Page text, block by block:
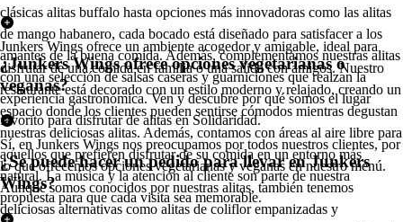
clásicas alitas buffalo hasta opciones más innovadoras como las alitas
de mango habanero, cada bocado está diseñado para satisfacer a los
amantes de la buena comida. Además, complementamos nuestras alitas
con una selección de salsas caseras y guarniciones que realzan la
experiencia gastronómica. Ven y descubre por qué somos el lugar
favorito para disfrutar de alitas en Solidaridad.
Junkers Wings ofrece un ambiente acogedor y amigable, ideal para
disfrutar de una comida en familia o una salida con amigos. Nuestro
restaurante está decorado con un estilo moderno y relajado, creando un
espacio donde los clientes pueden sentirse cómodos mientras degustan
nuestras deliciosas alitas. Además, contamos con áreas al aire libre para
aquellos que prefieren disfrutar de su comida en un entorno más
natural. La música y la atención al cliente son parte de nuestra
propuesta para que cada visita sea memorable.
¿Junkers Wings ofrece opciones vegetarianas o
veganas?
Sí, en Junkers Wings nos preocupamos por todos nuestros clientes, por
lo que ofrecemos opciones vegetarianas y veganas en nuestro menú.
Aunque somos conocidos por nuestras alitas, también tenemos
deliciosas alternativas como alitas de coliflor empanizadas y
¿Se puede hacer un pedido para llevar en Junkers
Wings?